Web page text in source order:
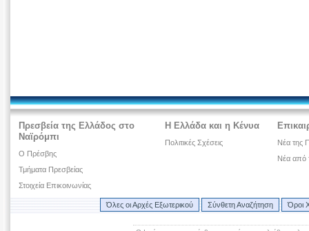
Πρεσβεία της Ελλάδος στο
Ναϊρόμπι
Ο Πρέσβης
Τμήματα Πρεσβείας
Στοιχεία Επικοινωνίας
Η Ελλάδα και η Κένυα
Πολιτικές Σχέσεις
Νέα της
Νέα από
Όλες οι Αρχές Εξωτερικού Σύνθετη Αναζήτηση Όροι